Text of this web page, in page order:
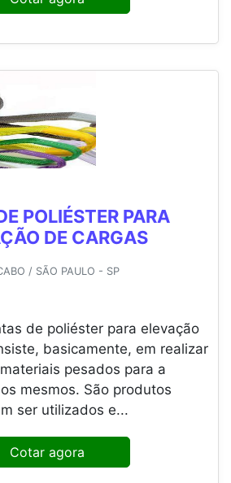
POLIÉSTER PARA
DE CARGAS
/ SÃO PAULO - SP
de poliéster para elevação
basicamente, em realizar
pesados para a
mesmos. São produtos
ser utilizados e...
Cotar agora